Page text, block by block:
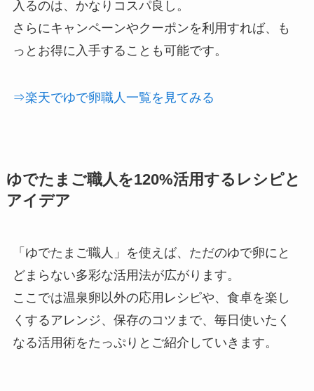
入るのは、かなりコスパ良し。
さらにキャンペーンやクーポンを利用すれば、も
っとお得に入手することも可能です。
⇒楽天でゆで卵職人一覧を見てみる
ゆでたまご職人を120%活用するレシピと
アイデア
「ゆでたまご職人」を使えば、ただのゆで卵にと
どまらない多彩な活用法が広がります。
ここでは温泉卵以外の応用レシピや、食卓を楽し
くするアレンジ、保存のコツまで、毎日使いたく
なる活用術をたっぷりとご紹介していきます。